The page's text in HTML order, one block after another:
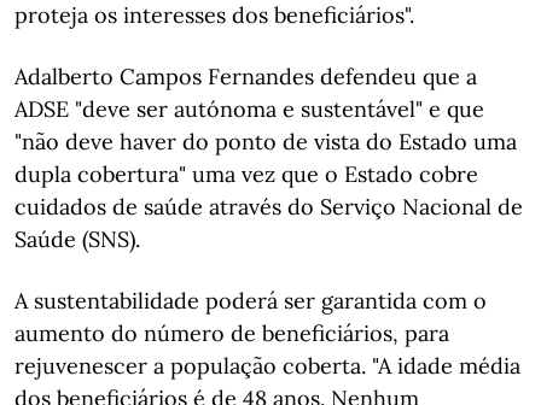
proteja os interesses dos beneficiários".
Adalberto Campos Fernandes defendeu que a
ADSE "deve ser autónoma e sustentável" e que
"não deve haver do ponto de vista do Estado uma
dupla cobertura" uma vez que o Estado cobre
cuidados de saúde através do Serviço Nacional de
Saúde (SNS).
A sustentabilidade poderá ser garantida com o
aumento do número de beneficiários, para
rejuvenescer a população coberta. "A idade média
dos beneficiários é de 48 anos. Nenhum